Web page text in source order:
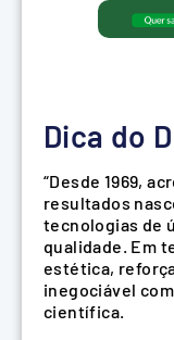
Dica do
“Desde 1969,
resultados
tecnologias de
qualidade. Em
estética,
inegociável
científica.